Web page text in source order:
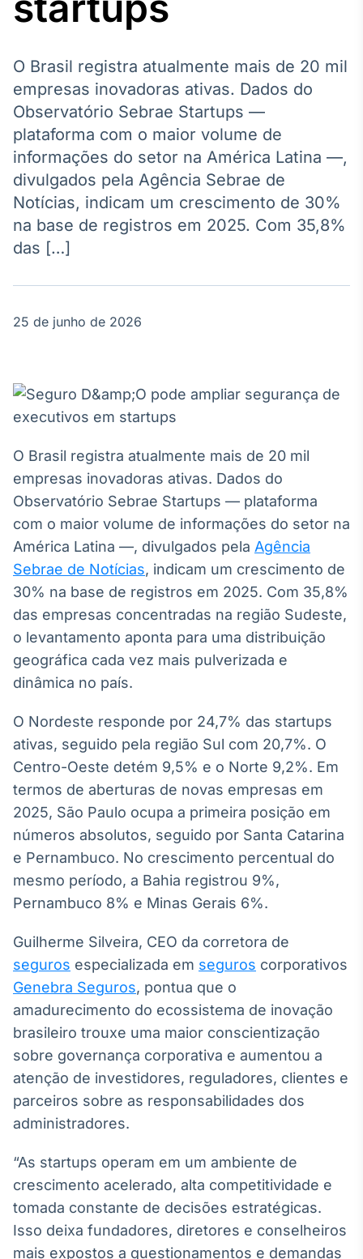
Broadcast
Político
Os bastidores da
política em
O setor de
Plataforma para
e Conteúdos
Broadcast
OTC
Plataforma para
negociação de
Broadcast
Datafeed
APIs para
integração de
Broadcast
Cotações e
headlines de
notícias
Broadcast
Widgets
Componentes
para conteúdos e
Wallboard
Conteúdos e
dados para
displays e telas
Broadcast
conteúdos
noticiosos
Soluções de
Tecnologia
Broadcast
Radar
O Brasil registra atualmente mais de 20 mil
empresas inovadoras ativas. Dados do
Observatório Sebrae Startups —
plataforma com o maior volume de
informações do setor na América Latina —,
divulgados pela Agência Sebrae de
Notícias, indicam um crescimento de 30%
na base de registros em 2025. Com 35,8%
das […]
25 de junho de 2026
O Brasil registra atualmente mais de 20 mil
empresas inovadoras ativas. Dados do
Observatório Sebrae Startups — plataforma
com o maior volume de informações do setor na
América Latina —, divulgados pela Agência
Sebrae de Notícias, indicam um crescimento de
30% na base de registros em 2025. Com 35,8%
das empresas concentradas na região Sudeste,
o levantamento aponta para uma distribuição
geográfica cada vez mais pulverizada e
dinâmica no país.
O Nordeste responde por 24,7% das startups
ativas, seguido pela região Sul com 20,7%. O
Centro-Oeste detém 9,5% e o Norte 9,2%. Em
termos de aberturas de novas empresas em
2025, São Paulo ocupa a primeira posição em
números absolutos, seguido por Santa Catarina
e Pernambuco. No crescimento percentual do
mesmo período, a Bahia registrou 9%,
Pernambuco 8% e Minas Gerais 6%.
Guilherme Silveira, CEO da corretora de
seguros especializada em seguros corporativos
Genebra Seguros, pontua que o
amadurecimento do ecossistema de inovação
brasileiro trouxe uma maior conscientização
sobre governança corporativa e aumentou a
atenção de investidores, reguladores, clientes e
parceiros sobre as responsabilidades dos
administradores.
“As startups operam em um ambiente de
crescimento acelerado, alta competitividade e
tomada constante de decisões estratégicas.
Isso deixa fundadores, diretores e conselheiros
mais expostos a questionamentos e demandas